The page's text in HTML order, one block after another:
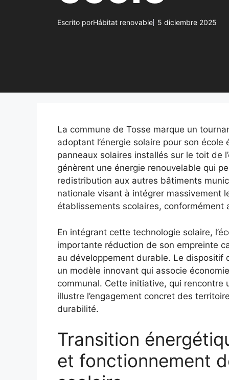
Escrito porHábitat renovable 5 diciembre 2025
La commune de Tosse marque un
adoptant l’énergie solaire pour son
panneaux solaires installés sur le toit de
génèrent une énergie renouvelable qui
redistribution aux autres bâtiments
nationale visant à intégrer massivement
établissements scolaires, conformément
En intégrant cette technologie solaire,
importante réduction de son empreinte
au développement durable. Le dispositif
un modèle innovant qui associe
communal. Cette initiative, qui rencontre
illustre l’engagement concret des
durabilité.
Transition
et fonctionnement